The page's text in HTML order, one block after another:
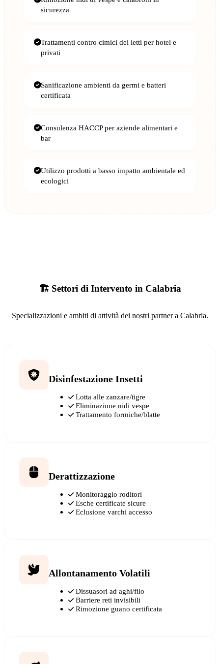
sicurezza
Trattamenti contro cimici dei letti per hotel e
privati
Sanificazione ambienti da germi e batteri
certificata
Consulenza HACCP per aziende alimentari e
bar
Utilizzo prodotti a basso impatto ambientale ed
ecologici
🏗️ Settori di Intervento in Calabria
Specializzazioni e ambiti di attività dei nostri partner a Calabria.
Disinfestazione Insetti
Lotta alle zanzare/tigre
Eliminazione nidi vespe
Trattamento formiche/blatte
Derattizzazione
Monitoraggio roditori
Esche certificate sicure
Eclusione varchi accesso
Allontanamento Volatili
Dissuasori ad aghi/filo
Barriere reti invisibili
Rimozione guano certificata